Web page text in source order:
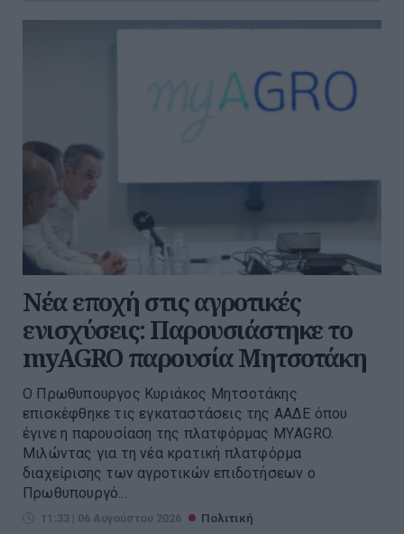
Νέα εποχή στις αγροτικές
ενισχύσεις: Παρουσιάστηκε το
myAGRO παρουσία Μητσοτάκη
O Πρωθυπουργος Κυριάκος Μητσοτάκης
επισκέφθηκε τις εγκαταστάσεις της ΑΑΔΕ όπου
έγινε η παρουσίαση της πλατφόρμας ΜΥAGRO.
Μιλώντας για τη νέα κρατική πλατφόρμα
διαχείρισης των αγροτικών επιδοτήσεων ο
Πρωθυπουργό...
11:33 | 06 Αυγούστου 2026 Πολιτική